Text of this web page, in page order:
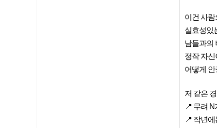
이건 사
실효성있
남들과의
정작 자
어떻게
저 같은
📍 무려
📍 작년